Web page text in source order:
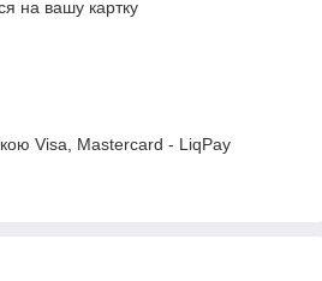
на вашу картку
Visa, Mastercard - LiqPay